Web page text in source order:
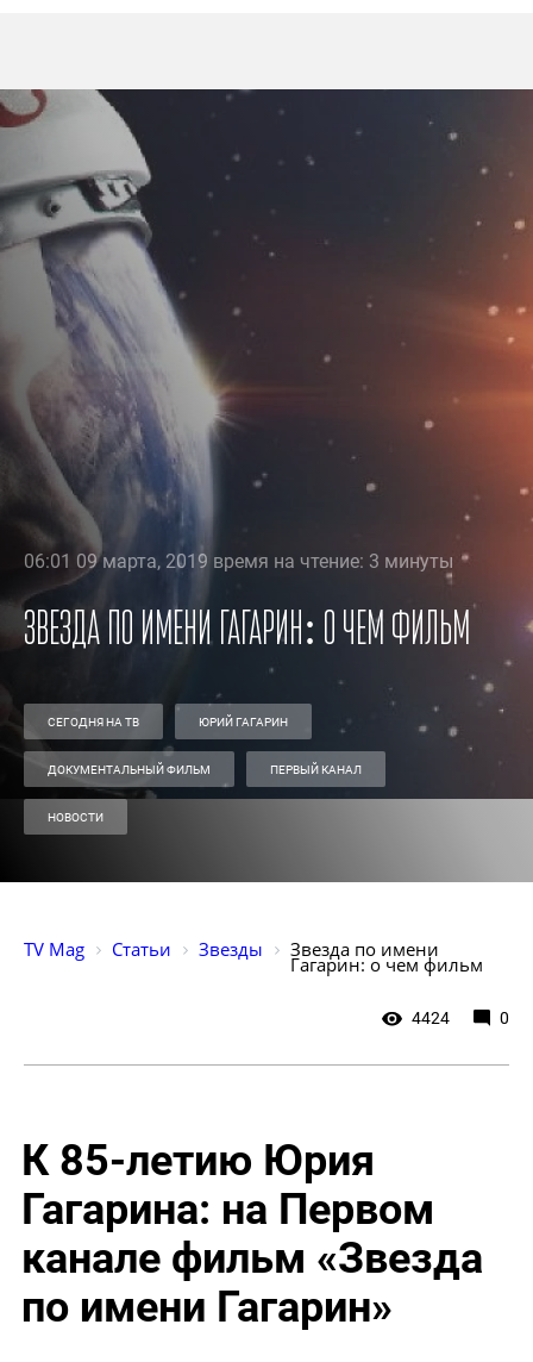
06:01 09 марта, 2019 время на чтение: 3 минуты
Звезда по имени Гагарин: о чем фильм
СЕГОДНЯ НА ТВ ЮРИЙ ГАГАРИН
ДОКУМЕНТАЛЬНЫЙ ФИЛЬМ ПЕРВЫЙ КАНАЛ
НОВОСТИ
TV Mag Статьи Звезды Звезда по имени
Гагарин: о чем фильм
4424 0
К 85-летию Юрия
Гагарина: на Первом
канале фильм «Звезда
по имени Гагарин»